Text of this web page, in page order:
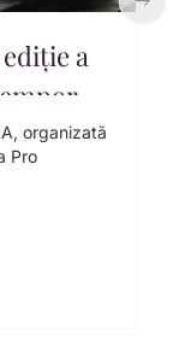
a
organizată
Pro